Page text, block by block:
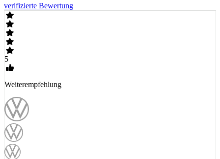
verifizierte Bewertung
5
Weiterempfehlung